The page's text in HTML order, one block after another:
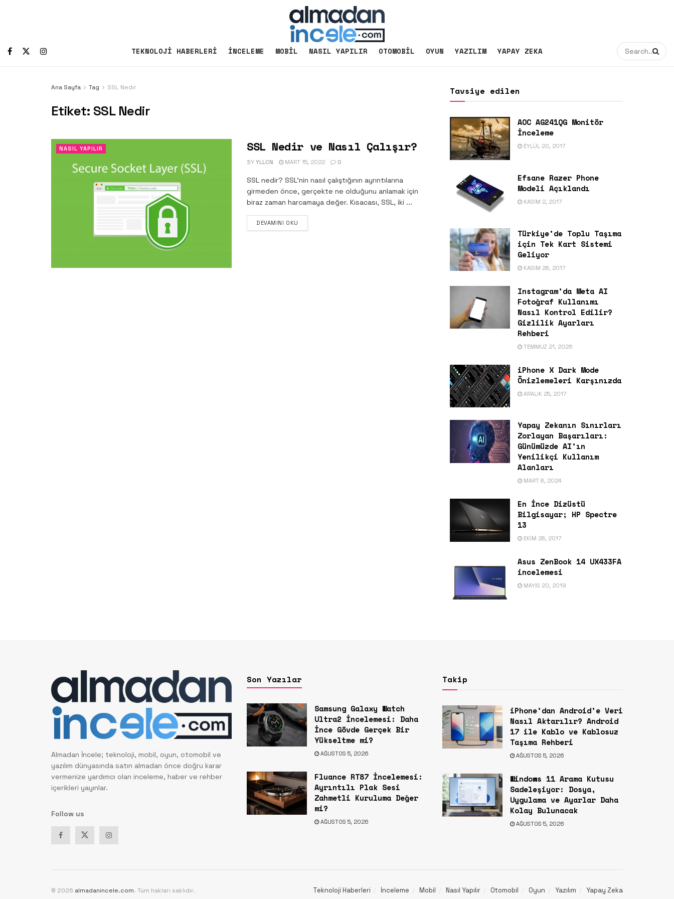
TEKNOLOJI HABERLERI İNCELEME MOBIL NASIL YAPILIR OTOMOBIL OYUN YAZILIM YAPAY ZEKA
Ana Sayfa Tag SSL Nedir
Etiket: SSL Nedir
NASIL YAPILIR SSL Nedir ve Nasıl Çalışır?
BY YLLCN MART 15, 2022 0
SSL nedir? SSL'nin nasıl çalıştığının ayrıntılarına
girmeden önce, gerçekte ne olduğunu anlamak için
biraz zaman harcamaya değer. Kısacası, SSL, iki ...
DEVAMINI OKU
Tavsiye edilen
AOC AG241QG Monitör
İnceleme
EYLÜL 20, 2017
Efsane Razer Phone
Modeli Açıklandı
KASIM 2, 2017
Türkiye’de Toplu Taşıma
için Tek Kart Sistemi
Geliyor
KASIM 28, 2017
Instagram’da Meta AI
Fotoğraf Kullanımı
Nasıl Kontrol Edilir?
Gizlilik Ayarları
Rehberi
TEMMUZ 21, 2026
iPhone X Dark Mode
Önizlemeleri Karşınızda
ARALIK 25, 2017
Yapay Zekanın Sınırları
Zorlayan Başarıları:
Günümüzde AI’ın
Yenilikçi Kullanım
Alanları
MART 8, 2024
En İnce Dizüstü
Bilgisayar; HP Spectre
13
EKIM 28, 2017
Asus ZenBook 14 UX433FA
incelemesi
MAYIS 20, 2019
Almadan İncele; teknoloji, mobil, oyun, otomobil ve
yazılım dünyasında satın almadan önce doğru karar
vermenize yardımcı olan inceleme, haber ve rehber
içerikleri yayınlar.
Follow us
Son Yazılar
Samsung Galaxy Watch
Ultra2 İncelemesi: Daha
İnce Gövde Gerçek Bir
Yükseltme mi?
AĞUSTOS 5, 2026
Fluance RT87 İncelemesi:
Ayrıntılı Plak Sesi
Zahmetli Kuruluma Değer
mi?
AĞUSTOS 5, 2026
Takip
iPhone’dan Android’e Veri
Nasıl Aktarılır? Android
17 ile Kablo ve Kablosuz
Taşıma Rehberi
AĞUSTOS 5, 2026
Windows 11 Arama Kutusu
Sadeleşiyor: Dosya,
Uygulama ve Ayarlar Daha
Kolay Bulunacak
AĞUSTOS 5, 2026
Teknoloji Haberleri İnceleme Mobil Nasıl Yapılır Otomobil Oyun Yazılım Yapay Zeka
© 2026 almadanincele.com. Tüm hakları saklıdır.